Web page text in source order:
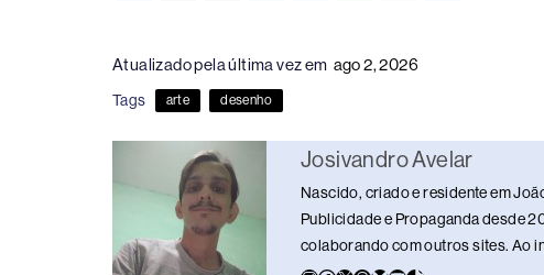
a
c
o
o
k
h
r
e
a
d
s
i
n
k
I
n
l
s
k
y
h
s
A
p
p
o
L
i
n
k
e
Atualizado pela última vez em ago 2, 2026
Tags arte desenho
Josivandro Avelar
Nascido, criado e residente em
Publicidade e Propaganda desde
colaborando com outros sites. Ao